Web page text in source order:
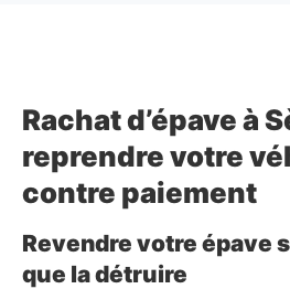
Rachat d’épave à
reprendre votre
contre paiement
Revendre votre épave
que la détruire